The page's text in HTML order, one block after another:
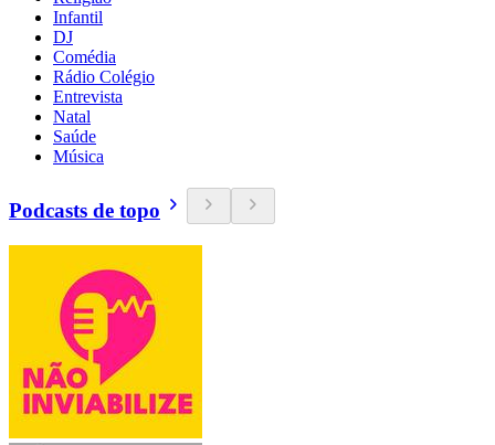
Infantil
DJ
Comédia
Rádio Colégio
Entrevista
Natal
Saúde
Música
Podcasts de topo